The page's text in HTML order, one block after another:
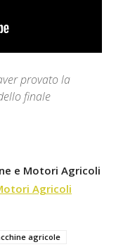
provato la
finale
e Motori Agricoli
Agricoli
agricole